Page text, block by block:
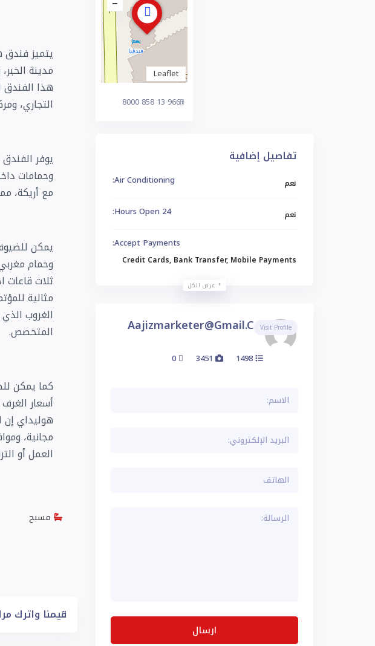
مدينة
التجاري،
يوفر
وحمامات
مع أريكة،
يمكن
وحمام
مثالية
الغروب
المتخصص.
كما يمكن
أسعار
هوليداي إن
مجانية،
العمل أو
مسبح
قيمنا واترك
Leaflet
+966 13 858 8000
تفاصيل إضافية
Air Conditioning: نعم
24 Hours Open: نعم
Accept Payments:
Credit Cards, Bank Transfer, Mobile Payments
عرض الكل
Aajizmarketer@gmail.comVisit Profile